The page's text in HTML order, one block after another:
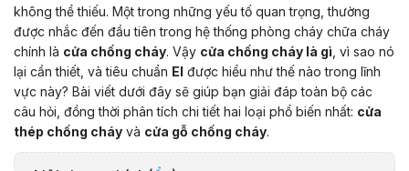
không thể thiếu. Một trong những yếu tố quan trọng, thường
được nhắc đến đầu tiên trong hệ thống phòng cháy chữa cháy
chính là cửa chống cháy. Vậy cửa chống cháy là gì , vì sao nó
lại cần thiết, và tiêu chuẩn EI được hiểu như thế nào trong lĩnh
vực này? Bài viết dưới đây sẽ giúp bạn giải đáp toàn bộ các
câu hỏi, đồng thời phân tích chi tiết hai loại phổ biến nhất: cửa
thép chống cháy và cửa gỗ chống cháy.